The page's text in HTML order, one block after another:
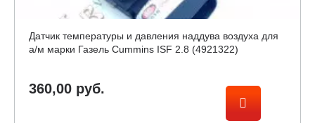
Датчик температуры и давления наддува воздуха для
а/м марки Газель Cummins ISF 2.8 (4921322)
360,00 руб.